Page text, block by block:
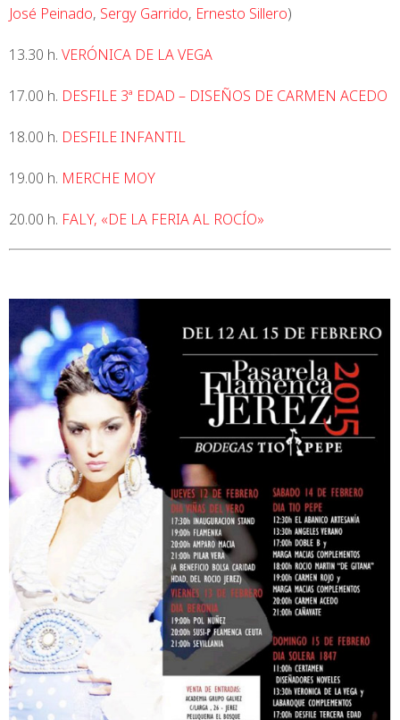
José Peinado, Sergy Garrido, Ernesto Sillero)
13.30 h. VERÓNICA DE LA VEGA
17.00 h. DESFILE 3ª EDAD – DISEÑOS DE CARMEN ACEDO
18.00 h. DESFILE INFANTIL
19.00 h. MERCHE MOY
20.00 h. FALY, «DE LA FERIA AL ROCÍO»